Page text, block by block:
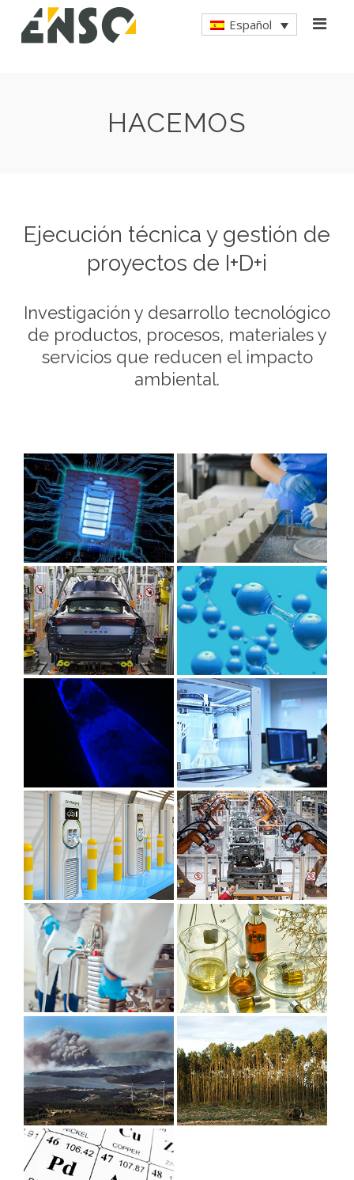
Español
HACEMOS
Ejecución técnica y gestión de
proyectos de I+D+i
Investigación y desarrollo tecnológico
de productos, procesos, materiales y
servicios que reducen el impacto
ambiental.